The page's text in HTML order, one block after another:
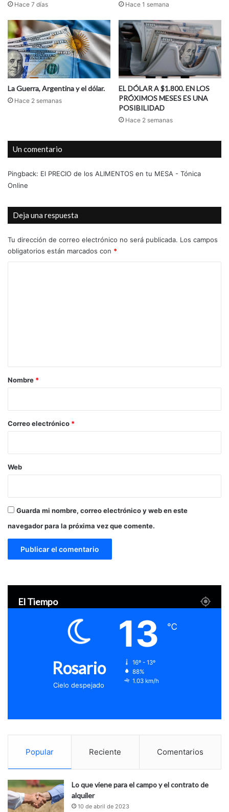
Hace 7 días Hace 1 semana
La Guerra, Argentina y el dólar.
Hace 2 semanas
EL DÓLAR A $1.800. EN LOS
PRÓXIMOS MESES ES UNA
POSIBILIDAD
Hace 2 semanas
Un comentario
Pingback: El PRECIO de los ALIMENTOS en tu MESA - Tónica
Online
Deja una respuesta
Tu dirección de correo electrónico no será publicada. Los campos
obligatorios están marcados con *
r
*
Nombre *
Correo electrónico *
Web
Guarda mi nombre, correo electrónico y web en este
navegador para la próxima vez que comente.
El Tiempo
Rosario
Cielo despejado
13 ℃
16º - 13º
88%
1.03 km/h
Popular Reciente Comentarios
Lo que viene para el campo y el contrato de
alquiler
10 de abril de 2023